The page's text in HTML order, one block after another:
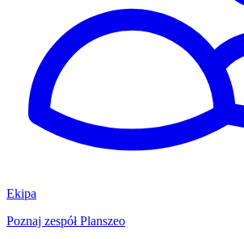
Ekipa
Poznaj zespół Planszeo